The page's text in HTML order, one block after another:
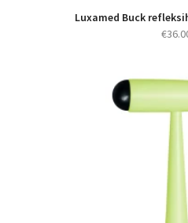
Luxamed Buck
€